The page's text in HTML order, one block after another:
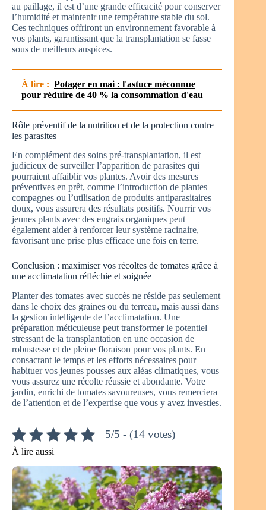
au paillage, il est d’une grande efficacité pour conserver
l’humidité et maintenir une température stable du sol.
Ces techniques offriront un environnement favorable à
vos plants, garantissant que la transplantation se fasse
sous de meilleurs auspices.
À lire : Potager en mai : l'astuce méconnue
pour réduire de 40 % la consommation d'eau
Rôle préventif de la nutrition et de la protection contre
les parasites
En complément des soins pré-transplantation, il est
judicieux de surveiller l’apparition de parasites qui
pourraient affaiblir vos plantes. Avoir des mesures
préventives en prêt, comme l’introduction de plantes
compagnes ou l’utilisation de produits antiparasitaires
doux, vous assurera des résultats positifs. Nourrir vos
jeunes plants avec des engrais organiques peut
également aider à renforcer leur système racinaire,
favorisant une prise plus efficace une fois en terre.
Conclusion : maximiser vos récoltes de tomates grâce à
une acclimatation réfléchie et soignée
Planter des tomates avec succès ne réside pas seulement
dans le choix des graines ou du terreau, mais aussi dans
la gestion intelligente de l’acclimatation. Une
préparation méticuleuse peut transformer le potentiel
stressant de la transplantation en une occasion de
robustesse et de pleine floraison pour vos plants. En
consacrant le temps et les efforts nécessaires pour
habituer vos jeunes pousses aux aléas climatiques, vous
vous assurez une récolte réussie et abondante. Votre
jardin, enrichi de tomates savoureuses, vous remerciera
de l’attention et de l’expertise que vous y avez investies.
5/5 - (14 votes)
À lire aussi